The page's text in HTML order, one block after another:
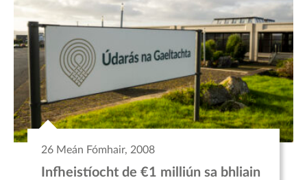
26 Meán Fómhair, 2008
Infheistíocht de €1 milliún sa bhliain